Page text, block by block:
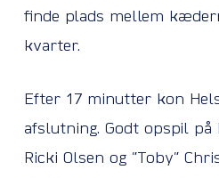
finde plads mellem
kvarter.
Efter 17 minutter kon
afslutning. Godt opspil
Ricki Olsen og ”Toby”